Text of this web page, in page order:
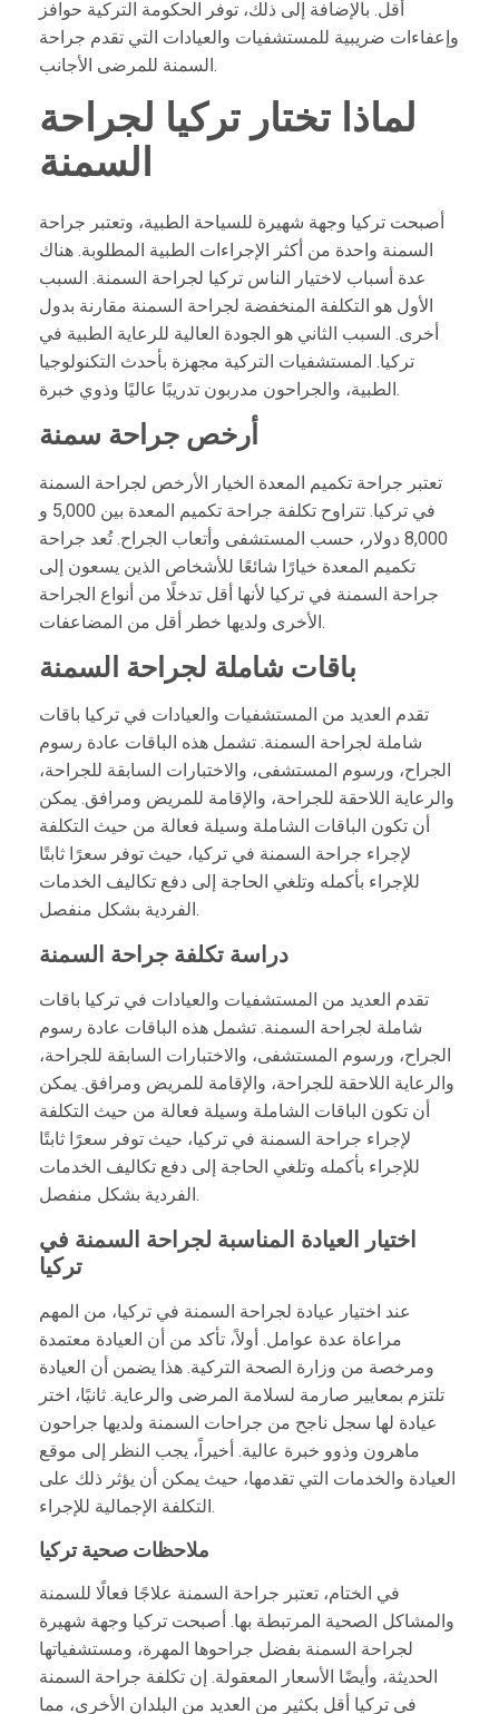
أقل. بالإضافة إلى ذلك، توفر الحكومة التركية حوافز
وإعفاءات ضريبية للمستشفيات والعيادات التي تقدم جراحة
السمنة للمرضى الأجانب.
لماذا تختار تركيا لجراحة
السمنة
أصبحت تركيا وجهة شهيرة للسياحة الطبية، وتعتبر جراحة
السمنة واحدة من أكثر الإجراءات الطبية المطلوبة. هناك
عدة أسباب لاختيار الناس تركيا لجراحة السمنة. السبب
الأول هو التكلفة المنخفضة لجراحة السمنة مقارنة بدول
أخرى. السبب الثاني هو الجودة العالية للرعاية الطبية في
تركيا. المستشفيات التركية مجهزة بأحدث التكنولوجيا
الطبية، والجراحون مدربون تدريبًا عاليًا وذوي خبرة.
أرخص جراحة سمنة
تعتبر جراحة تكميم المعدة الخيار الأرخص لجراحة السمنة
في تركيا. تتراوح تكلفة جراحة تكميم المعدة بين 5,000 و
8,000 دولار، حسب المستشفى وأتعاب الجراح. تُعد جراحة
تكميم المعدة خيارًا شائعًا للأشخاص الذين يسعون إلى
جراحة السمنة في تركيا لأنها أقل تدخلًا من أنواع الجراحة
الأخرى ولديها خطر أقل من المضاعفات.
باقات شاملة لجراحة السمنة
تقدم العديد من المستشفيات والعيادات في تركيا باقات
شاملة لجراحة السمنة. تشمل هذه الباقات عادة رسوم
الجراح، ورسوم المستشفى، والاختبارات السابقة للجراحة،
والرعاية اللاحقة للجراحة، والإقامة للمريض ومرافق. يمكن
أن تكون الباقات الشاملة وسيلة فعالة من حيث التكلفة
لإجراء جراحة السمنة في تركيا، حيث توفر سعرًا ثابتًا
للإجراء بأكمله وتلغي الحاجة إلى دفع تكاليف الخدمات
الفردية بشكل منفصل.
دراسة تكلفة جراحة السمنة
تقدم العديد من المستشفيات والعيادات في تركيا باقات
شاملة لجراحة السمنة. تشمل هذه الباقات عادة رسوم
الجراح، ورسوم المستشفى، والاختبارات السابقة للجراحة،
والرعاية اللاحقة للجراحة، والإقامة للمريض ومرافق. يمكن
أن تكون الباقات الشاملة وسيلة فعالة من حيث التكلفة
لإجراء جراحة السمنة في تركيا، حيث توفر سعرًا ثابتًا
للإجراء بأكمله وتلغي الحاجة إلى دفع تكاليف الخدمات
الفردية بشكل منفصل.
اختيار العيادة المناسبة لجراحة السمنة في
تركيا
عند اختيار عيادة لجراحة السمنة في تركيا، من المهم
مراعاة عدة عوامل. أولاً، تأكد من أن العيادة معتمدة
ومرخصة من وزارة الصحة التركية. هذا يضمن أن العيادة
تلتزم بمعايير صارمة لسلامة المرضى والرعاية. ثانيًا، اختر
عيادة لها سجل ناجح من جراحات السمنة ولديها جراحون
ماهرون وذوو خبرة عالية. أخيراً، يجب النظر إلى موقع
العيادة والخدمات التي تقدمها، حيث يمكن أن يؤثر ذلك على
التكلفة الإجمالية للإجراء.
ملاحظات صحية تركيا
في الختام، تعتبر جراحة السمنة علاجًا فعالًا للسمنة
والمشاكل الصحية المرتبطة بها. أصبحت تركيا وجهة شهيرة
لجراحة السمنة بفضل جراحوها المهرة، ومستشفياتها
الحديثة، وأيضًا الأسعار المعقولة. إن تكلفة جراحة السمنة
في تركيا أقل بكثير من العديد من البلدان الأخرى، مما